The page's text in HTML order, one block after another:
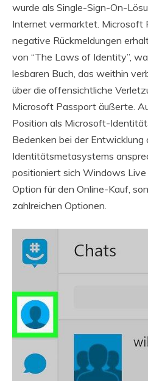
wurde als Single-Sign-On-
Internet vermarktet. Microsoft
negative Rückmeldungen
von “The Laws of Identity”,
lesbaren Buch, das weithin
über die offensichtliche
Microsoft Passport äußerte.
Position als Microsoft-
Bedenken bei der
Identitätsmetasystems
positioniert sich Windows
Option für den Online-Kauf,
zahlreichen Optionen.